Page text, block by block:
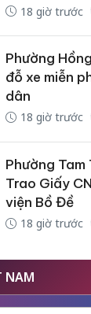
18 giờ trước
Phường
đỗ xe miễn
dân
18 giờ trước
Phường
Trao Giấy
viện Bồ Đề
18 giờ trước
NAM